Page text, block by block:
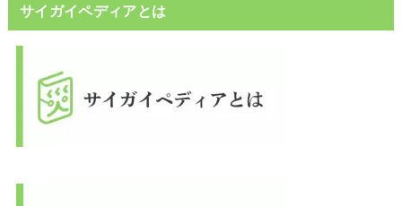
サイガイペディアとは